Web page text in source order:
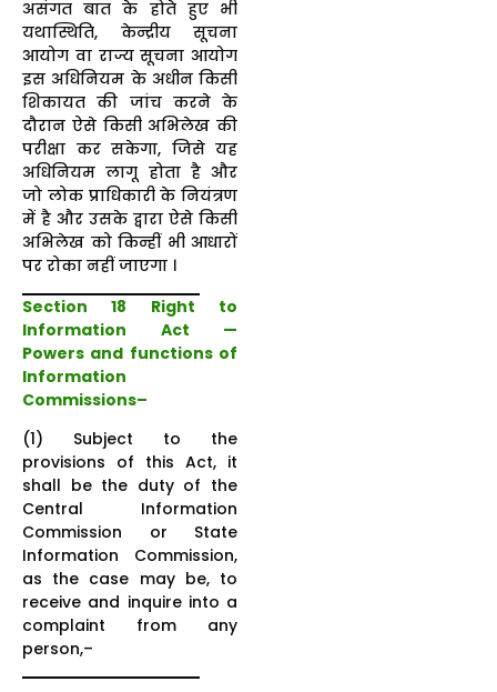
असंगत बात के होते हुए भी
यथास्थिति, केन्द्रीय सूचना
आयोग वा राज्य सूचना आयोग
इस अधिनियम के अधीन किसी
शिकायत की जांच करने के
दौरान ऐसे किसी अभिलेख की
परीक्षा कर सकेगा, जिसे यह
अधिनियम लागू होता है और
जो लोक प्राधिकारी के नियंत्रण
में है और उसके द्वारा ऐसे किसी
अभिलेख को किन्हीं भी आधारों
पर रोका नहीं जाएगा ।
Section 18 Right to
Information Act —
Powers and functions of
Information
Commissions–
(1) Subject to the
provisions of this Act, it
shall be the duty of the
Central Information
Commission or State
Information Commission,
as the case may be, to
receive and inquire into a
complaint from any
person,–